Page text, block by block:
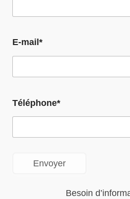
E-mail*
Téléphone*
Besoin